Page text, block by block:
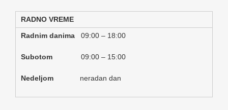
RADNO VREME
Radnim danima 09:00 – 18:00
Subotom 09:00 – 15:00
Nedeljom neradan dan